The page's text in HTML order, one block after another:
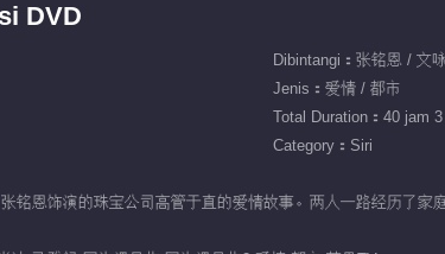
DVD
Dibintangi：张铭恩 / 文
Jenis：爱情 / 都市
Total Duration：40 jam
Category：Siri
铭恩饰演的珠宝公司高管于直的爱情故事。两人一路经历了